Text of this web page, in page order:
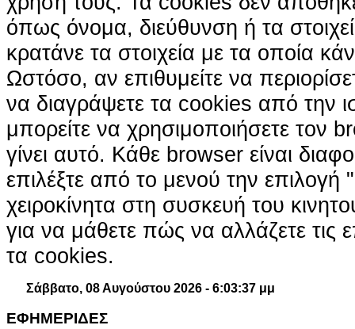
όπως όνομα, διεύθυνση ή τα
κρατάνε τα στοιχεία με τα οποία
Ωστόσο, αν επιθυμείτε να
να διαγράψετε τα cookies από την
μπορείτε να χρησιμοποιήσετε τον
γίνει αυτό. Κάθε browser είναι
επιλέξτε από το μενού την επιλογή
χειροκίνητα στη συσκευή του
για να μάθετε πώς να αλλάζετε τις
τα cookies.
Σάββατο, 08 Αυγούστου 2026 - 6:03:38 μμ
ΕΦΗΜΕΡΙΔΕΣ